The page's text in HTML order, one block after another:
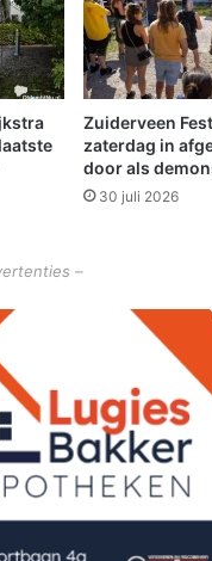
Zuiderveen
zaterdag in
door als
30 juli 2026
–